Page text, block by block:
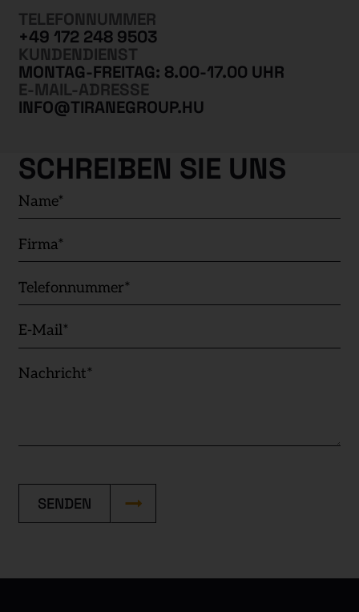
TELEFONNUMMER
+49 172 248 9503
KUNDENDIENST
MONTAG-FREITAG: 8.00-17.00 UHR
E-MAIL-ADRESSE
INFO@TIRANEGROUP.HU
SCHREIBEN SIE UNS
SENDEN